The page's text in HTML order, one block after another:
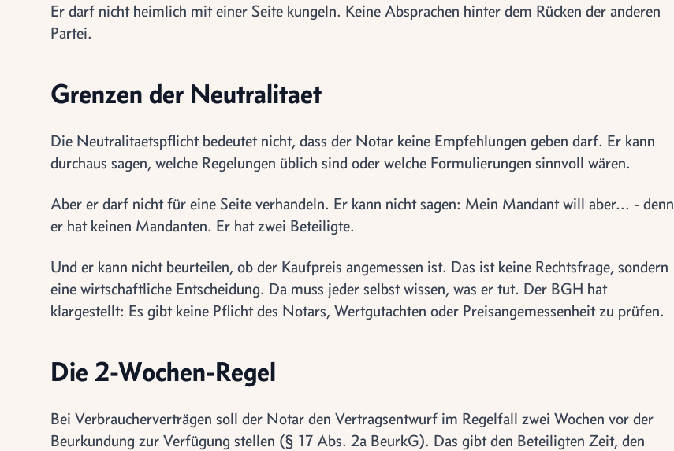
Er darf nicht heimlich mit einer Seite kungeln. Keine Absprachen hinter dem Rücken der anderen
Partei.
Grenzen der Neutralitaet
Die Neutralitaetspflicht bedeutet nicht, dass der Notar keine Empfehlungen geben darf. Er kann
durchaus sagen, welche Regelungen üblich sind oder welche Formulierungen sinnvoll wären.
Aber er darf nicht für eine Seite verhandeln. Er kann nicht sagen: Mein Mandant will aber... - denn
er hat keinen Mandanten. Er hat zwei Beteiligte.
Und er kann nicht beurteilen, ob der Kaufpreis angemessen ist. Das ist keine Rechtsfrage, sondern
eine wirtschaftliche Entscheidung. Da muss jeder selbst wissen, was er tut. Der BGH hat
klargestellt: Es gibt keine Pflicht des Notars, Wertgutachten oder Preisangemessenheit zu prüfen.
Die 2-Wochen-Regel
Bei Verbraucherverträgen soll der Notar den Vertragsentwurf im Regelfall zwei Wochen vor der
Beurkundung zur Verfügung stellen (§ 17 Abs. 2a BeurkG). Das gibt den Beteiligten Zeit, den